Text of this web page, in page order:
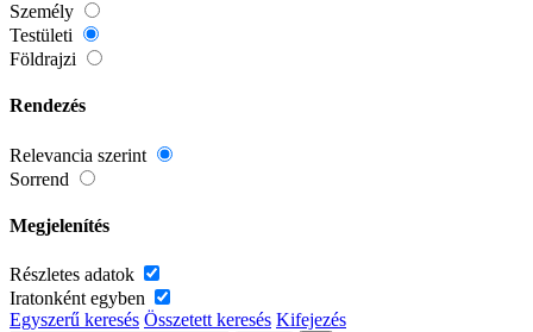
Személy
Testületi
Földrajzi
Rendezés
Relevancia szerint
Sorrend
Megjelenítés
Részletes adatok
Iratonként egyben
Egyszerű keresés Összetett keresés Kifejezés